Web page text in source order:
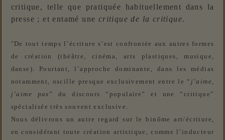
critique, telle que pratiquée habituellement dans la
presse ; et entamé une critique de la critique.
"De tout temps l’écriture s’est confrontée aux autres formes
de création (théâtre, cinéma, arts plastiques, musique,
danse). Pourtant, l’approche dominante, dans les médias
notamment, oscille presque exclusivement entre le “ j’aime,
j’aime pas ” du discours “populaire” et une “critique”
spécialisée très souvent exclusive.
Nous délivrons un autre regard sur le binôme art/écriture,
en considérant toute création artistique, comme l’inducteur